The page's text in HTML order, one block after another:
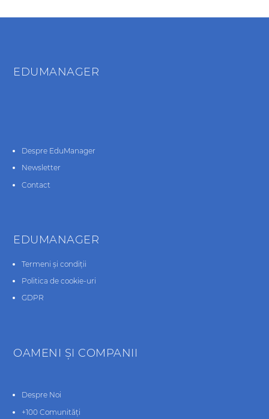
EDUMANAGER
Despre EduManager
Newsletter
Contact
EDUMANAGER
Termeni și condiții
Politica de cookie-uri
GDPR
OAMENI ŞI COMPANII
Despre Noi
+100 Comunități